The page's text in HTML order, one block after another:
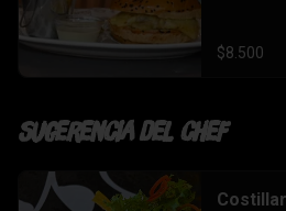
$8.500
Sugerencia del chef